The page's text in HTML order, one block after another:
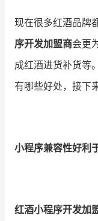
行业洞察
品牌消费观
增长俱乐部
现在很多红酒品牌
序开发加盟商会更
成红酒进货补货等
有哪些好处，接下
小程序兼容性好利
红酒小程序开发加